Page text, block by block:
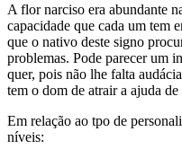
A flor narciso era abundante
capacidade que cada um tem
que o nativo deste signo
problemas. Pode parecer um
quer, pois não lhe falta
tem o dom de atrair a ajuda
Em relação ao tpo de
níveis: